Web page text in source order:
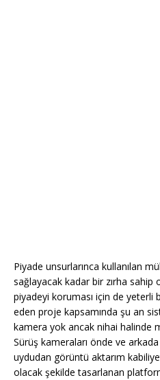
Piyade unsurlarınca kullanılan
sağlayacak kadar bir zırha sahip
piyadeyi koruması için de yeterli
eden proje kapsamında şu an
kamera yok ancak nihai halinde
Sürüş kameraları önde ve
uydudan görüntü aktarım
olacak şekilde tasarlanan